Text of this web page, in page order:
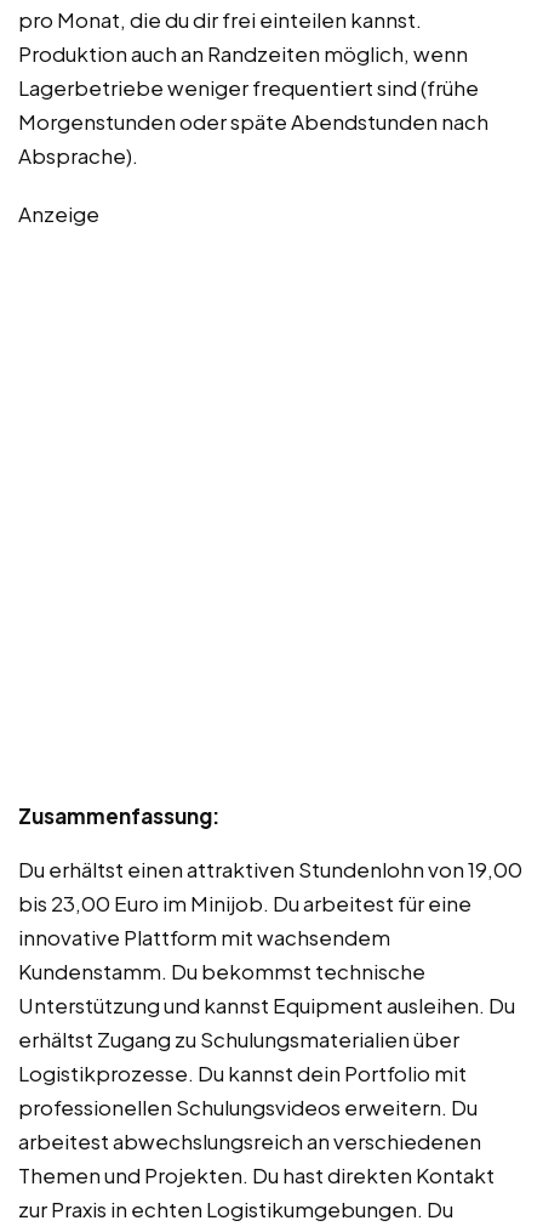
pro Monat, die du dir frei einteilen kannst.
Produktion auch an Randzeiten möglich, wenn
Lagerbetriebe weniger frequentiert sind (frühe
Morgenstunden oder späte Abendstunden nach
Absprache).
Anzeige
Zusammenfassung:
Du erhältst einen attraktiven Stundenlohn von 19,00
bis 23,00 Euro im Minijob. Du arbeitest für eine
innovative Plattform mit wachsendem
Kundenstamm. Du bekommst technische
Unterstützung und kannst Equipment ausleihen. Du
erhältst Zugang zu Schulungsmaterialien über
Logistikprozesse. Du kannst dein Portfolio mit
professionellen Schulungsvideos erweitern. Du
arbeitest abwechslungsreich an verschiedenen
Themen und Projekten. Du hast direkten Kontakt
zur Praxis in echten Logistikumgebungen. Du